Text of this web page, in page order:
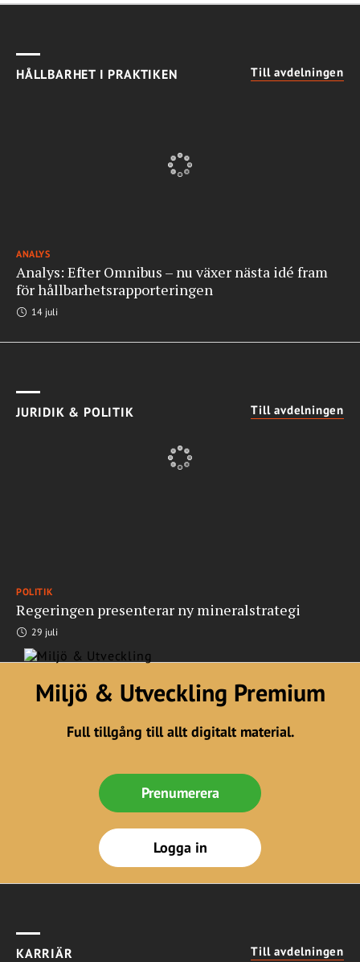
HÅLLBARHET I PRAKTIKEN Till avdelningen
ANALYS
Analys: Efter Omnibus – nu växer nästa idé fram
för hållbarhetsrapporteringen
14 juli
JURIDIK & POLITIK Till avdelningen
POLITIK
Regeringen presenterar ny mineralstrategi
29 juli
Miljö & Utveckling Premium
Full tillgång till allt digitalt material.
Prenumerera
Logga in
KARRIÄR Till avdelningen